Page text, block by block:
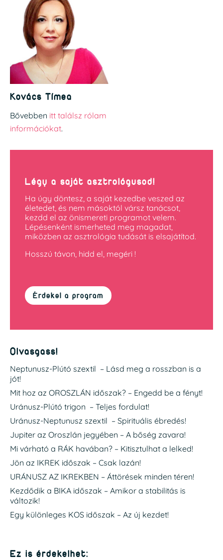
Kovács Tímea
Bővebben itt találsz rólam
információkat.
Légy a saját asztrológusod!
Ha úgy döntesz, a saját kezedbe veszed az
életedet, és nem másoktól vársz tanácsot,
kezdd el az önismereti programot velem.
Lépésenként ismerheted meg magadat,
miközben az asztrológia tudását is elsajátítod.
Hosszú távon, hidd el, megéri !
Érdekel a program
Olvasgass!
Neptunusz-Plútó szextil – Lásd meg a rosszban is a
jót!
Mit hoz az OROSZLÁN időszak? – Engedd be a fényt!
Uránusz-Plútó trigon – Teljes fordulat!
Uránusz-Neptunusz szextil – Spirituális ébredés!
Jupiter az Oroszlán jegyében – A bőség zavara!
Mi várható a RÁK havában? – Kitisztulhat a lelked!
Jön az IKREK időszak – Csak lazán!
URÁNUSZ AZ IKREKBEN – Áttörések minden téren!
Kezdődik a BIKA időszak – Amikor a stabilitás is
változik!
Egy különleges KOS időszak – Az új kezdet!
Ez is érdekelhet: